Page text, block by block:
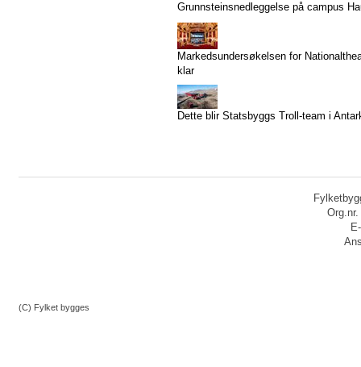
Grunnsteinsnedleggelse på campus
Markedsundersøkelsen for
klar
Dette blir Statsbyggs Troll-team i
(C) Fylket bygges